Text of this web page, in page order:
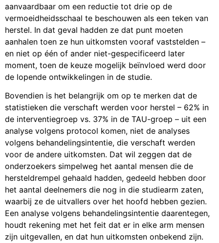
aanvaardbaar om een reductie tot drie op de
vermoeidheidsschaal te beschouwen als een teken van
herstel. In dat geval hadden ze dat punt moeten
aanhalen toen ze hun uitkomsten vooraf vaststelden –
en niet op één of ander niet-gespecificeerd later
moment, toen de keuze mogelijk beïnvloed werd door
de lopende ontwikkelingen in de studie.
Bovendien is het belangrijk om op te merken dat de
statistieken die verschaft werden voor herstel – 62% in
de interventiegroep vs. 37% in de TAU-groep – uit een
analyse volgens protocol komen, niet de analyses
volgens behandelingsintentie, die verschaft werden
voor de andere uitkomsten. Dat wil zeggen dat de
onderzoekers simpelweg het aantal mensen die de
hersteldrempel gehaald hadden, gedeeld hebben door
het aantal deelnemers die nog in die studiearm zaten,
waarbij ze de uitvallers over het hoofd hebben gezien.
Een analyse volgens behandelingsintentie daarentegen,
houdt rekening met het feit dat er in elke arm mensen
zijn uitgevallen, en dat hun uitkomsten onbekend zijn.